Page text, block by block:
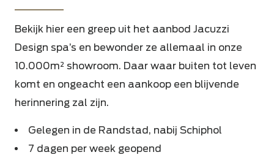
Bekijk hier een greep uit het aanbod Jacuzzi
Design spa’s en bewonder ze allemaal in onze
10.000m² showroom. Daar waar buiten tot leven
komt en ongeacht een aankoop een blijvende
herinnering zal zijn.
Gelegen in de Randstad, nabij Schiphol
7 dagen per week geopend